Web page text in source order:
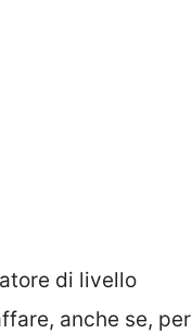
di livello
anche se, per